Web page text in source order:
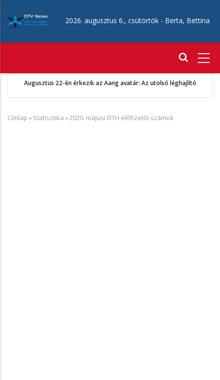
tartalomra
2026. augusztus 6., csütörtök - Berta, Bettina
CANAL+ 2026 augusztusi ajánló
Morzsa
Címlap »Statisztika »2020. májusi DTH előfizetői számok